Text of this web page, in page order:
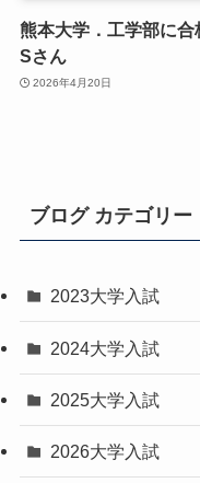
熊本大学．工学部に合
Sさん
2026年4月20日
ブログ カテゴリー
2023大学入試
2024大学入試
2025大学入試
2026大学入試